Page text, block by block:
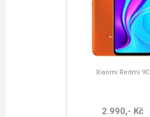
Xiaomi Redmi 9C
2.990,- Kč